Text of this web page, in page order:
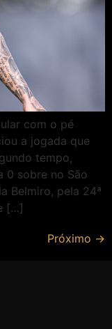
com o pé
a jogada que
tempo,
0 sobre no São
Belmiro, pela 24ª
[…]
Próximo →